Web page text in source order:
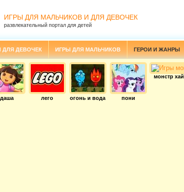
ИГРЫ ДЛЯ МАЛЬЧИКОВ И ДЛЯ ДЕВОЧЕК
развлекательный портал для детей
ДЛЯ ДЕВОЧЕК ИГРЫ ДЛЯ МАЛЬЧИКОВ ГЕРОИ И ЖАНРЫ
даша лего огонь и вода пони
монстр хай